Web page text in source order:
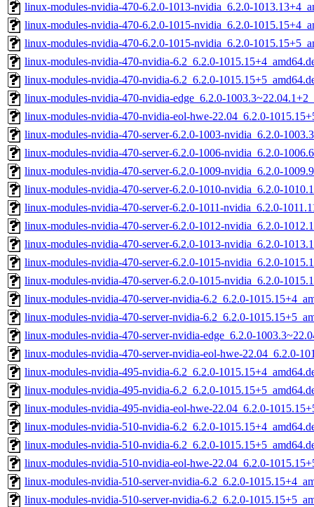
linux-modules-nvidia-470-6.2.0-1013-nvidia_6.2.0-
linux-modules-nvidia-470-6.2.0-1015-nvidia_6.2.0-
linux-modules-nvidia-470-6.2.0-1015-nvidia_6.2.0-
linux-modules-nvidia-470-nvidia-6.2_6.2.0-
linux-modules-nvidia-470-nvidia-6.2_6.2.0-
linux-modules-nvidia-470-nvidia-edge_6.2.0-
linux-modules-nvidia-470-nvidia-eol-hwe-22.04_6.2.0-
linux-modules-nvidia-470-server-6.2.0-1003-nvidia_6.2.0-
linux-modules-nvidia-470-server-6.2.0-1006-nvidia_6.2.0-
linux-modules-nvidia-470-server-6.2.0-1009-nvidia_6.2.0-
linux-modules-nvidia-470-server-6.2.0-1010-nvidia_6.2.0-
linux-modules-nvidia-470-server-6.2.0-1011-nvidia_6.2.0-
linux-modules-nvidia-470-server-6.2.0-1012-nvidia_6.2.0-
linux-modules-nvidia-470-server-6.2.0-1013-nvidia_6.2.0-
linux-modules-nvidia-470-server-6.2.0-1015-nvidia_6.2.0-
linux-modules-nvidia-470-server-6.2.0-1015-nvidia_6.2.0-
linux-modules-nvidia-470-server-nvidia-6.2_6.2.0-
linux-modules-nvidia-470-server-nvidia-6.2_6.2.0-
linux-modules-nvidia-470-server-nvidia-edge_6.2.0-
linux-modules-nvidia-470-server-nvidia-eol-hwe-22.04_6.2.0-
linux-modules-nvidia-495-nvidia-6.2_6.2.0-
linux-modules-nvidia-495-nvidia-6.2_6.2.0-
linux-modules-nvidia-495-nvidia-eol-hwe-22.04_6.2.0-
linux-modules-nvidia-510-nvidia-6.2_6.2.0-
linux-modules-nvidia-510-nvidia-6.2_6.2.0-
linux-modules-nvidia-510-nvidia-eol-hwe-22.04_6.2.0-
linux-modules-nvidia-510-server-nvidia-6.2_6.2.0-
linux-modules-nvidia-510-server-nvidia-6.2_6.2.0-